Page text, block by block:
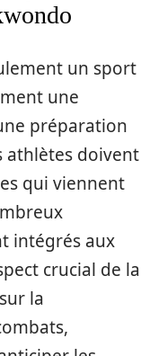
un sport
une
préparation
athlètes doivent
qui viennent
intégrés aux
crucial de la
la